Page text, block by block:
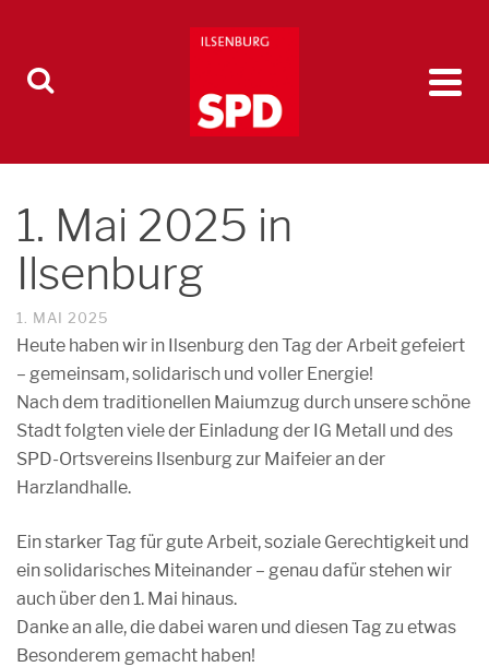
1. Mai 2025 in
Ilsenburg
1. MAI 2025
Heute haben wir in Ilsenburg den Tag der Arbeit gefeiert
– gemeinsam, solidarisch und voller Energie!
Nach dem traditionellen Maiumzug durch unsere schöne
Stadt folgten viele der Einladung der IG Metall und des
SPD-Ortsvereins Ilsenburg zur Maifeier an der
Harzlandhalle.
Ein starker Tag für gute Arbeit, soziale Gerechtigkeit und
ein solidarisches Miteinander – genau dafür stehen wir
auch über den 1. Mai hinaus.
Danke an alle, die dabei waren und diesen Tag zu etwas
Besonderem gemacht haben!